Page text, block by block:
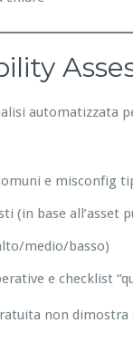
automatizzata
e misconfig
(in base all’asset
medio/basso)
e checklist
non dimostra